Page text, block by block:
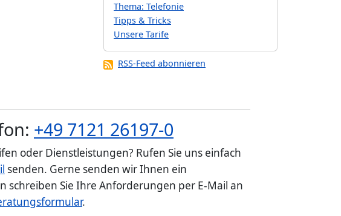
Thema: Telefonie
Tipps & Tricks
Unsere Tarife
RSS-Feed abonnieren
+49 7121 26197-0
oder Dienstleistungen? Rufen Sie uns einfach
senden. Gerne senden wir Ihnen ein
schreiben Sie Ihre Anforderungen per E-Mail an
.